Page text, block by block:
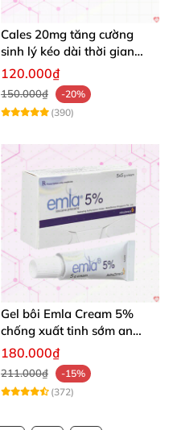
Cales 20mg tăng cường
sinh lý kéo dài thời gian
quan hệ chống xuất tinh
120.000₫
150.000₫
-20%
(390)
Gel bôi Emla Cream 5%
chống xuất tinh sớm an
toàn hiệu quả 5g
180.000₫
211.000₫
-15%
(372)